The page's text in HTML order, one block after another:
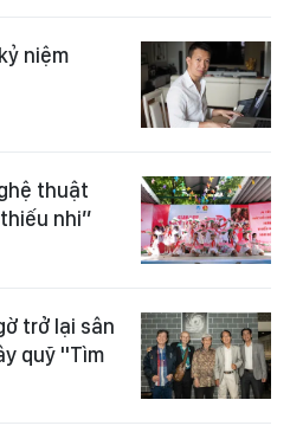
niệm
thuật
nhi”
trở lại sân
quỹ "Tìm